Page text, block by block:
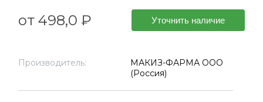
от 498,0 ₽ Уточнить наличие
Производитель:
МАКИЗ-ФАРМА ООО
(Россия)